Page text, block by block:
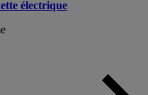
électrique